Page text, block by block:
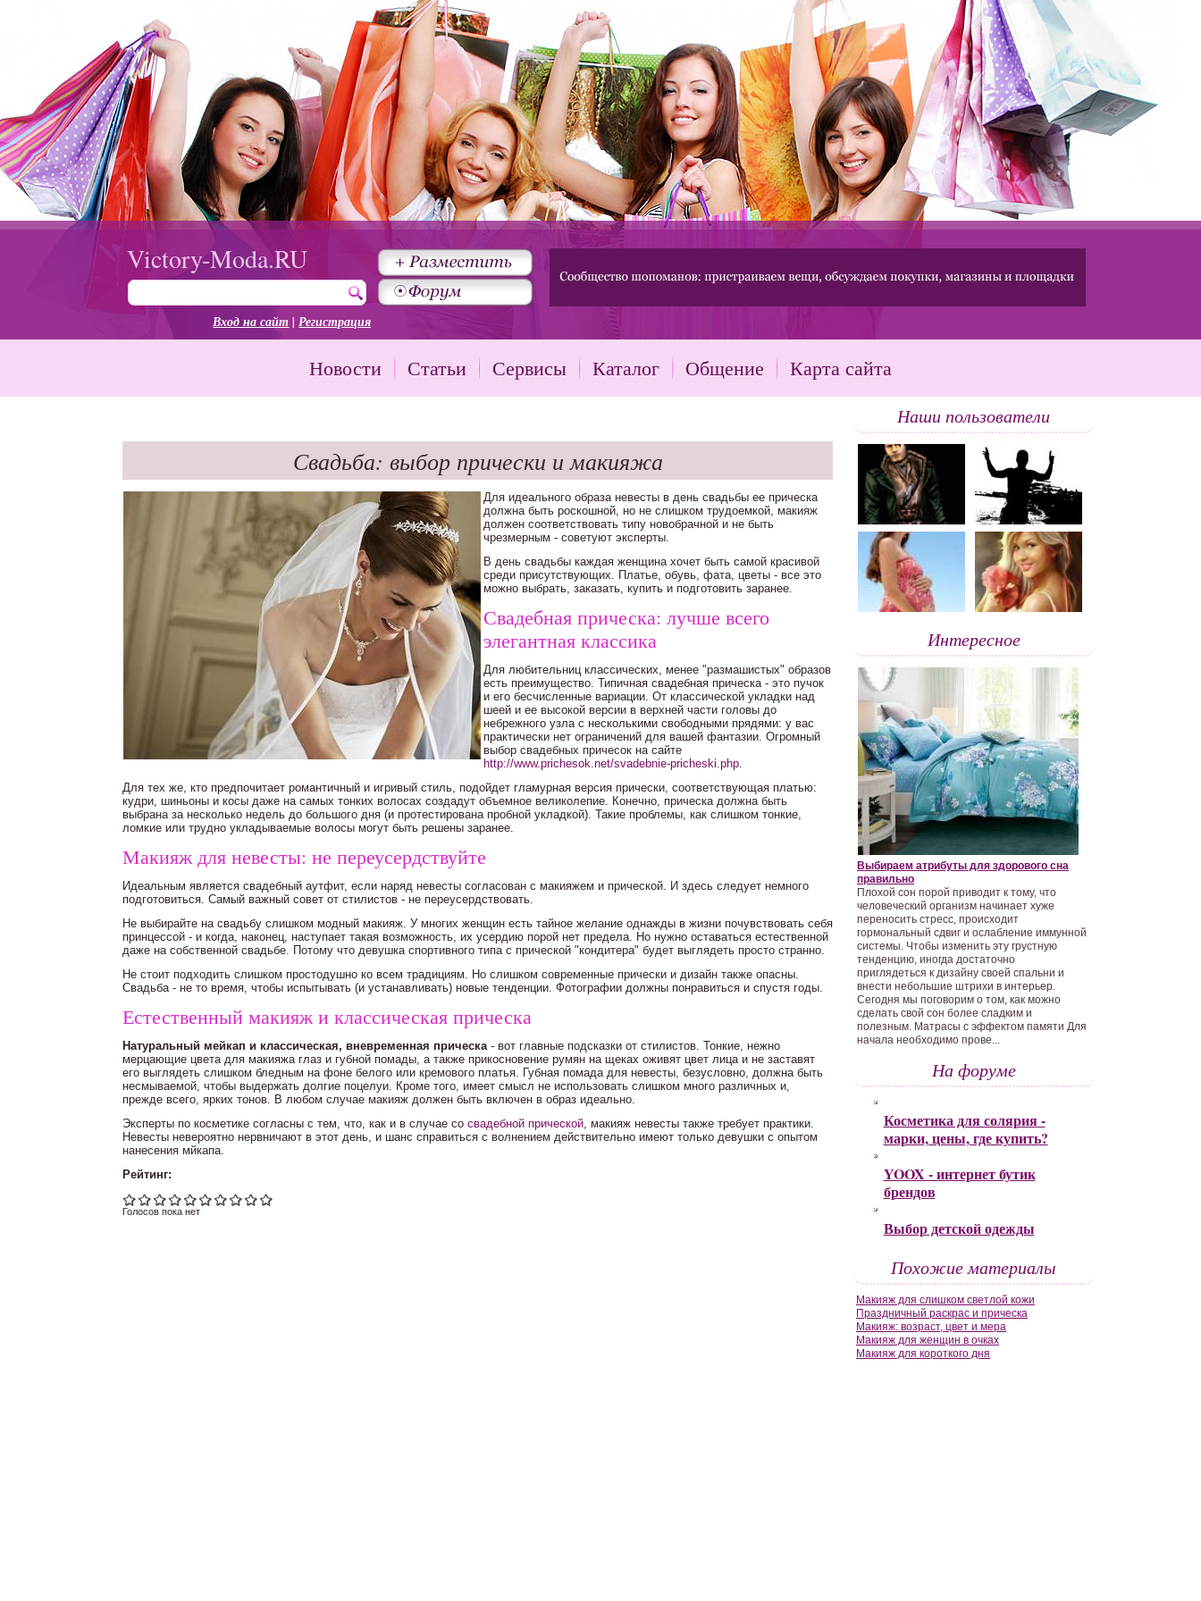
Victory-Moda.RU
Вход на сайт |Регистрация
Новости Статьи Сервисы Каталог Общение Карта сайта
Свадьба: выбор прически и макияжа
Для идеального образа невесты в день свадьбы ее прическа
должна быть роскошной, но не слишком трудоемкой, макияж
должен соответствовать типу новобрачной и не быть
чрезмерным - советуют эксперты.
В день свадьбы каждая женщина хочет быть самой красивой
среди присутствующих. Платье, обувь, фата, цветы - все это
можно выбрать, заказать, купить и подготовить заранее.
Свадебная прическа: лучше всего
элегантная классика
Для любительниц классических, менее "размашистых" образов
есть преимущество. Типичная свадебная прическа - это пучок
и его бесчисленные вариации. От классической укладки над
шеей и ее высокой версии в верхней части головы до
небрежного узла с несколькими свободными прядями: у вас
практически нет ограничений для вашей фантазии. Огромный
выбор свадебных причесок на сайте
http://www.prichesok.net/svadebnie-pricheski.php.
Для тех же, кто предпочитает романтичный и игривый стиль, подойдет гламурная версия прически, соответствующая платью:
кудри, шиньоны и косы даже на самых тонких волосах создадут объемное великолепие. Конечно, прическа должна быть
выбрана за несколько недель до большого дня (и протестирована пробной укладкой). Такие проблемы, как слишком тонкие,
ломкие или трудно укладываемые волосы могут быть решены заранее.
Макияж для невесты: не переусердствуйте
Идеальным является свадебный аутфит, если наряд невесты согласован с макияжем и прической. И здесь следует немного
подготовиться. Самый важный совет от стилистов - не переусердствовать.
Не выбирайте на свадьбу слишком модный макияж. У многих женщин есть тайное желание однажды в жизни почувствовать себя
принцессой - и когда, наконец, наступает такая возможность, их усердию порой нет предела. Но нужно оставаться естественной
даже на собственной свадьбе. Потому что девушка спортивного типа с прической "кондитера" будет выглядеть просто странно.
Не стоит подходить слишком простодушно ко всем традициям. Но слишком современные прически и дизайн также опасны.
Свадьба - не то время, чтобы испытывать (и устанавливать) новые тенденции. Фотографии должны понравиться и спустя годы.
Естественный макияж и классическая прическа
Натуральный мейкап и классическая, вневременная прическа- вот главные подсказки от стилистов. Тонкие, нежно
мерцающие цвета для макияжа глаз и губной помады, а также прикосновение румян на щеках оживят цвет лица и не заставят
его выглядеть слишком бледным на фоне белого или кремового платья. Губная помада для невесты, безусловно, должна быть
несмываемой, чтобы выдержать долгие поцелуи. Кроме того, имеет смысл не использовать слишком много различных и,
прежде всего, ярких тонов. В любом случае макияж должен быть включен в образ идеально.
Эксперты по косметике согласны с тем, что, как и в случае со свадебной прической, макияж невесты также требует практики.
Невесты невероятно нервничают в этот день, и шанс справиться с волнением действительно имеют только девушки с опытом
нанесения мйкапа.
Рейтинг:
Голосов пока нет
Наши пользователи
Интересное
Выбираем атрибуты для здорового сна
правильно
Плохой сон порой приводит к тому, что
человеческий организм начинает хуже
переносить стресс, происходит
гормональный сдвиг и ослабление иммунной
системы. Чтобы изменить эту грустную
тенденцию, иногда достаточно
приглядеться к дизайну своей спальни и
внести небольшие штрихи в интерьер.
Сегодня мы поговорим о том, как можно
сделать свой сон более сладким и
полезным. Матрасы с эффектом памяти Для
начала необходимо прове...
На форуме
Косметика для солярия -
марки, цены, где купить?
YOOX - интернет бутик
брендов
Выбор детской одежды
Похожие материалы
Макияж для слишком светлой кожи
Праздничный раскрас и прическа
Макияж: возраст, цвет и мера
Макияж для женщин в очках
Макияж для короткого дня